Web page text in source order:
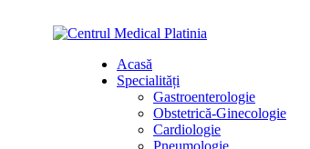
Acasă
Specialități
Gastroenterologie
Obstetrică-Ginecologie
Cardiologie
Pneumologie